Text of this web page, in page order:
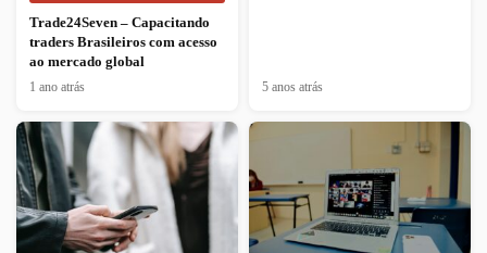
Trade24Seven – Capacitando
traders Brasileiros com acesso
ao mercado global
1 ano atrás 5 anos atrás